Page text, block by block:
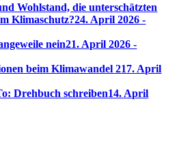
Wohlstand, die unterschätzten
Klimaschutz?24. April 2026 -
nein21. April 2026 -
beim Klimawandel 217. April
Drehbuch schreiben14. April